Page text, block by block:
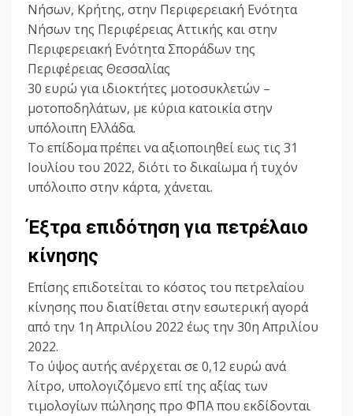
Νήσων, Κρήτης, στην Περιφερειακή Ενότητα
Νήσων της Περιφέρειας Αττικής και στην
Περιφερειακή Ενότητα Σποράδων της
Περιφέρειας Θεσσαλίας
30 ευρώ για ιδιοκτήτες μοτοσυκλετών –
μοτοποδηλάτων, με κύρια κατοικία στην
υπόλοιπη Ελλάδα.
Το επίδομα πρέπει να αξιοποιηθεί εως τις 31
Ιουλίου του 2022, διότι το δικαίωμα ή τυχόν
υπόλοιπο στην κάρτα, χάνεται.
Έξτρα επιδότηση για πετρέλαιο
κίνησης
Επίσης επιδοτείται το κόστος του πετρελαίου
κίνησης που διατίθεται στην εσωτερική αγορά
από την 1η Απριλίου 2022 έως την 30η Απριλίου
2022.
Το ύψος αυτής ανέρχεται σε 0,12 ευρώ ανά
λίτρο, υπολογιζόμενο επί της αξίας των
τιμολογίων πώλησης προ ΦΠΑ που εκδίδονται